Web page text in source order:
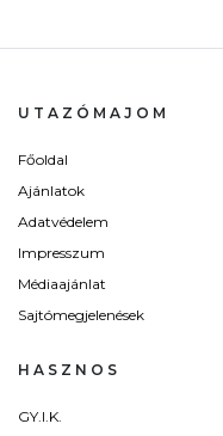
UTAZÓMAJOM
Főoldal
Ajánlatok
Adatvédelem
Impresszum
Médiaajánlat
Sajtómegjelenések
HASZNOS
GY.I.K.